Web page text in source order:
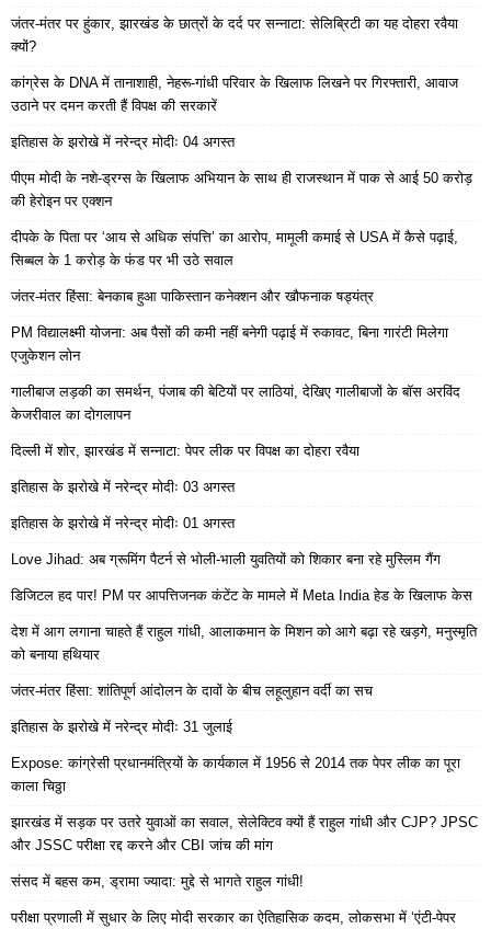
जंतर-मंतर पर हुंकार, झारखंड के छात्रों के दर्द पर सन्नाटा: सेलिब्रिटी का यह दोहरा रवैया
क्यों?
कांग्रेस के DNA में तानाशाही, नेहरू-गांधी परिवार के खिलाफ लिखने पर गिरफ्तारी, आवाज
उठाने पर दमन करती हैं विपक्ष की सरकारें
इतिहास के झरोखे में नरेन्द्र मोदीः 04 अगस्त
पीएम मोदी के नशे-ड्रग्स के खिलाफ अभियान के साथ ही राजस्थान में पाक से आई 50 करोड़
की हेरोइन पर एक्शन
दीपके के पिता पर ‘आय से अधिक संपत्ति’ का आरोप, मामूली कमाई से USA में कैसे पढ़ाई,
सिब्बल के 1 करोड़ के फंड पर भी उठे सवाल
जंतर-मंतर हिंसा: बेनकाब हुआ पाकिस्तान कनेक्शन और खौफनाक षड्यंत्र
PM विद्यालक्ष्मी योजना: अब पैसों की कमी नहीं बनेगी पढ़ाई में रुकावट, बिना गारंटी मिलेगा
एजुकेशन लोन
गालीबाज लड़की का समर्थन, पंजाब की बेटियों पर लाठियां, देखिए गालीबाजों के बॉस अरविंद
केजरीवाल का दोगलापन
दिल्ली में शोर, झारखंड में सन्नाटा: पेपर लीक पर विपक्ष का दोहरा रवैया
इतिहास के झरोखे में नरेन्द्र मोदीः 03 अगस्त
इतिहास के झरोखे में नरेन्द्र मोदीः 01 अगस्त
Love Jihad: अब ग्रूमिंग पैटर्न से भोली-भाली युवतियों को शिकार बना रहे मुस्लिम गैंग
डिजिटल हद पार! PM पर आपत्तिजनक कंटेंट के मामले में Meta India हेड के खिलाफ केस
देश में आग लगाना चाहते हैं राहुल गांधी, आलाकमान के मिशन को आगे बढ़ा रहे खड़गे, मनुस्मृति
को बनाया हथियार
जंतर-मंतर हिंसा: शांतिपूर्ण आंदोलन के दावों के बीच लहूलुहान वर्दी का सच
इतिहास के झरोखे में नरेन्द्र मोदीः 31 जुलाई
Expose: कांग्रेसी प्रधानमंत्रियों के कार्यकाल में 1956 से 2014 तक पेपर लीक का पूरा
काला चिठ्ठा
झारखंड में सड़क पर उतरे युवाओं का सवाल, सेलेक्टिव क्यों हैं राहुल गांधी और CJP? JPSC
और JSSC परीक्षा रद्द करने और CBI जांच की मांग
संसद में बहस कम, ड्रामा ज्यादा: मुद्दे से भागते राहुल गांधी!
परीक्षा प्रणाली में सुधार के लिए मोदी सरकार का ऐतिहासिक कदम, लोकसभा में ‘एंटी-पेपर